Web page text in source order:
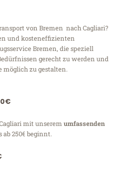
von Bremen nach Cagliari?
und kosteneffizienten
Bremen, die speziell
gerecht zu werden und
möglich zu gestalten.
mit unserem umfassenden
ab 250€ beginnt.